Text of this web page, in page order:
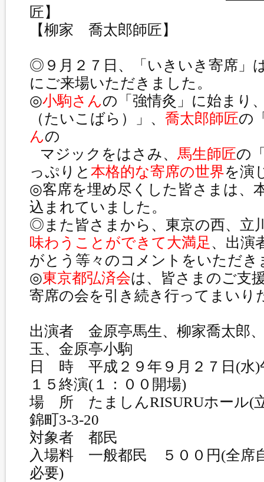
匠
【柳家 喬太郎師匠】
◎９月２７日、「いきいき寄席」
にご来場いただきました。
◎小駒さんの「強情灸」に始まり
（たいこばら）」、 喬太郎師匠の
んの
マジックをはさみ、 馬生師匠の
っぷりと 本格的な寄席の世界を演
◎客席を埋め尽くした皆さまは、
込まれていました。
◎また皆さまから、東京の西、立
味わうことができて大満足 、出演
がとう等々のコメントをいただき
◎東京都弘済会は、皆さまのご支
寄席の会を引き続き行ってまいり
出演者 金原亭馬生、柳家喬太郎
玉、金原亭小駒
日 時 平成２９年９月２７日(水)
１５終演(１：００開場)
場 所 たましんRISURUホール(
錦町3-3-20
対象者 都民
入場料 一般都民 ５００円(全席
必要)